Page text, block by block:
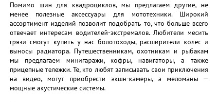
Помимо шин для квадроциклов, мы предлагаем другие, не
менее полезные аксессуары для мототехники. Широкий
ассортимент изделий позволит подобрать то, что больше всего
отвечает интересам водителей-экстремалов. Любители месить
грязи смогут купить у нас болотоходы, расширители колес и
выносы радиатора. Путешественникам, охотникам и рыбакам
мы предлагаем минигаражи, кофры, навигаторы, а также
прицепные тележки. Те, кто любят записывать свои приключения
на видео, могут приобрести экшн-камеры, а меломаны —
мощные акустические системы.